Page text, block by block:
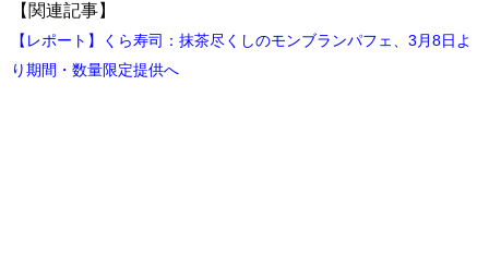
【関連記事】
【レポート】くら寿司：抹茶尽くしのモンブランパフェ、3月8日よ
り期間・数量限定提供へ